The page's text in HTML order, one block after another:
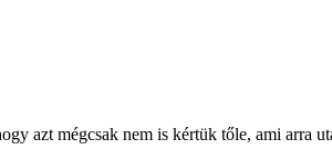
azt mégcsak nem is kértük tőle, ami arra